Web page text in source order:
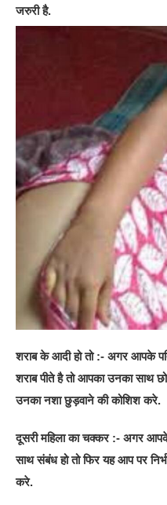
जरुरी है.
शराब के आदी हो तो :- अगर आपके
शराब पीते है तो आपका उनका साथ
उनका नशा छुड़वाने की कोशिश करे.
दूसरी महिला का चक्कर :- अगर
साथ संबंध हो तो फिर यह आप पर
करे.